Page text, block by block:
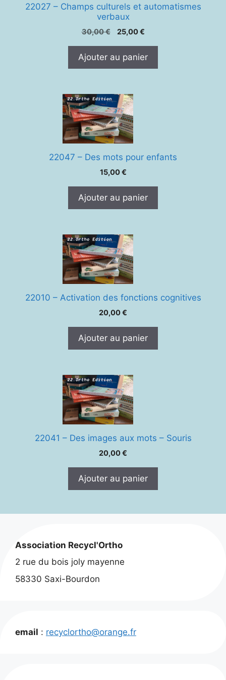
22027 – Champs culturels et automatismes
verbaux
30,00€
Le
était :
25,00€Le
est :
Ajouter au panier
22047 – Des mots pour enfants
15,00€
Ajouter au panier
22010 – Activation des fonctions cognitives
20,00€
Ajouter au panier
22041 – Des images aux mots – Souris
20,00€
Ajouter au panier
Association Recycl'Ortho
2 rue du bois joly mayenne
58330 Saxi-Bourdon
email : recyclortho@orange.fr